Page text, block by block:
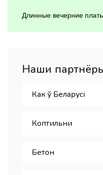
Длинные вечерние
Наши
Как ў Беларуcі
Коптильни
Бетон